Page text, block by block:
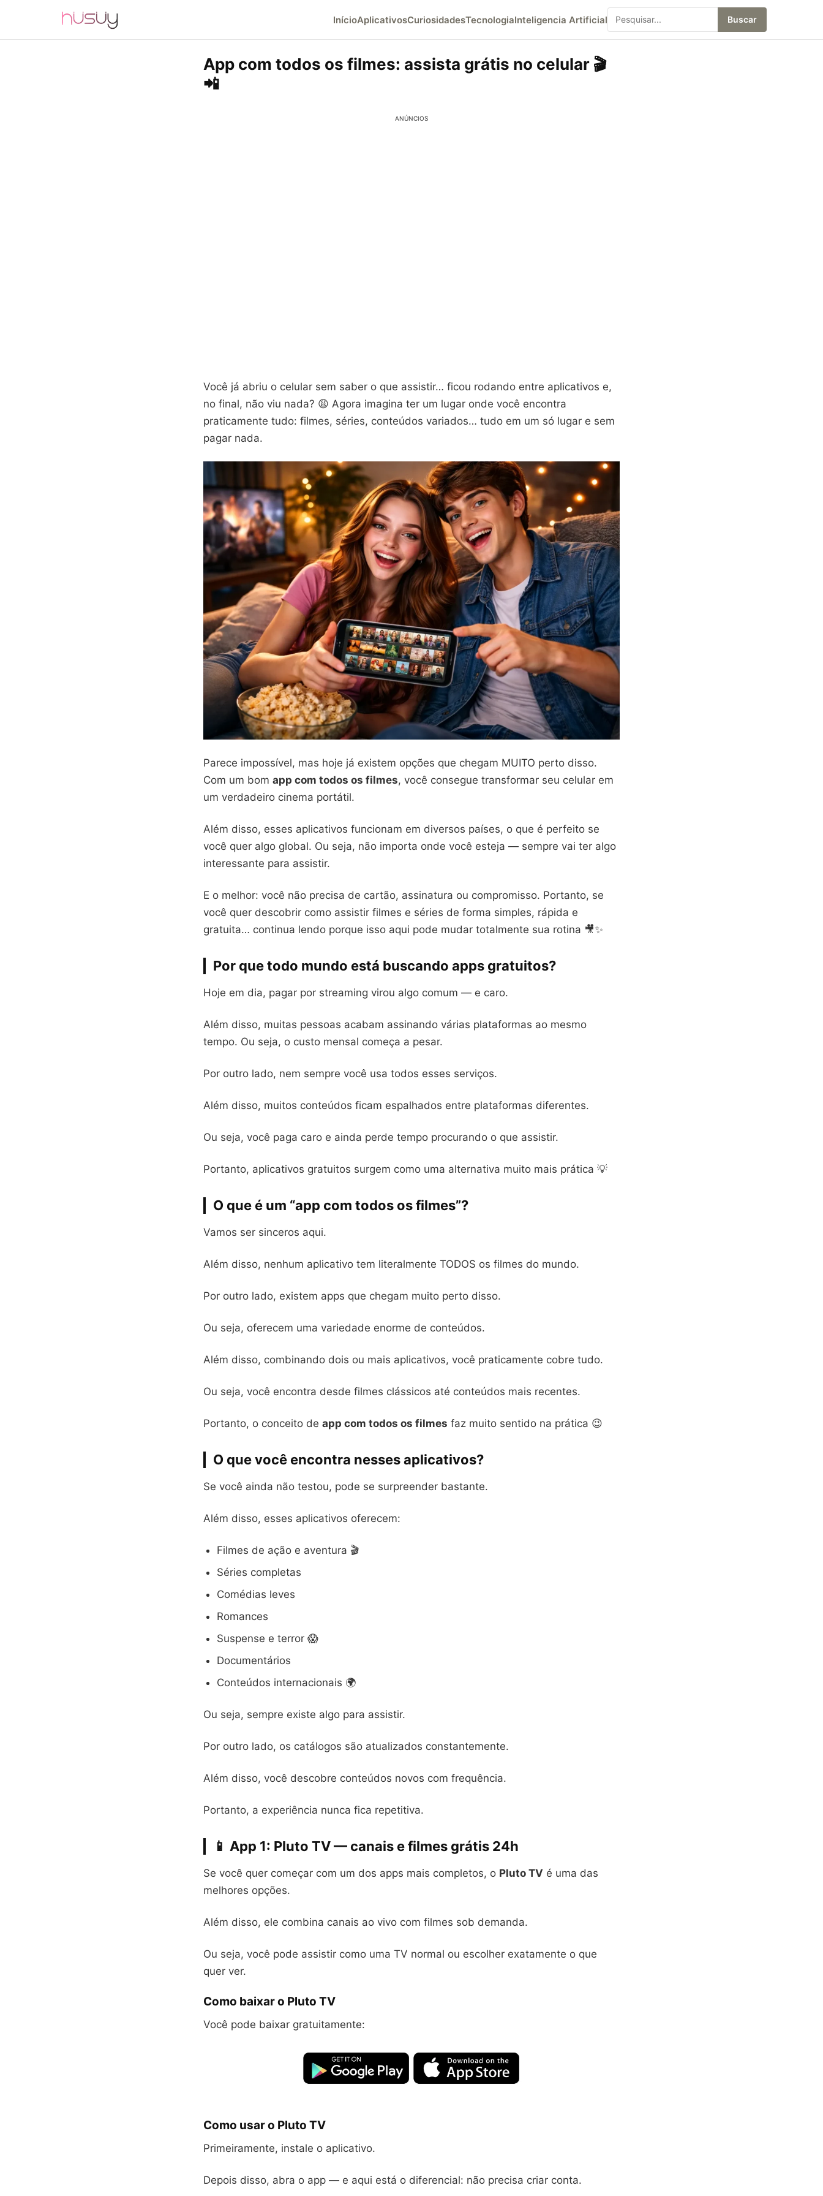
InícioAplicativosCuriosidadesTecnologiaInteligencia Artificial Buscar
App com todos os filmes: assista grátis no celular 🎬
📲
ANÚNCIOS
Você já abriu o celular sem saber o que assistir… ficou rodando entre aplicativos e,
no final, não viu nada? 😩 Agora imagina ter um lugar onde você encontra
praticamente tudo: filmes, séries, conteúdos variados… tudo em um só lugar e sem
pagar nada.
Parece impossível, mas hoje já existem opções que chegam MUITO perto disso.
Com um bom app com todos os filmes, você consegue transformar seu celular em
um verdadeiro cinema portátil.
Além disso, esses aplicativos funcionam em diversos países, o que é perfeito se
você quer algo global. Ou seja, não importa onde você esteja — sempre vai ter algo
interessante para assistir.
E o melhor: você não precisa de cartão, assinatura ou compromisso. Portanto, se
você quer descobrir como assistir filmes e séries de forma simples, rápida e
gratuita… continua lendo porque isso aqui pode mudar totalmente sua rotina 🎥✨
Por que todo mundo está buscando apps gratuitos?
Hoje em dia, pagar por streaming virou algo comum — e caro.
Além disso, muitas pessoas acabam assinando várias plataformas ao mesmo
tempo. Ou seja, o custo mensal começa a pesar.
Por outro lado, nem sempre você usa todos esses serviços.
Além disso, muitos conteúdos ficam espalhados entre plataformas diferentes.
Ou seja, você paga caro e ainda perde tempo procurando o que assistir.
Portanto, aplicativos gratuitos surgem como uma alternativa muito mais prática 💡
O que é um “app com todos os filmes”?
Vamos ser sinceros aqui.
Além disso, nenhum aplicativo tem literalmente TODOS os filmes do mundo.
Por outro lado, existem apps que chegam muito perto disso.
Ou seja, oferecem uma variedade enorme de conteúdos.
Além disso, combinando dois ou mais aplicativos, você praticamente cobre tudo.
Ou seja, você encontra desde filmes clássicos até conteúdos mais recentes.
Portanto, o conceito de app com todos os filmes faz muito sentido na prática 😉
O que você encontra nesses aplicativos?
Se você ainda não testou, pode se surpreender bastante.
Além disso, esses aplicativos oferecem:
Filmes de ação e aventura 🎬
Séries completas
Comédias leves
Romances
Suspense e terror 😱
Documentários
Conteúdos internacionais 🌍
Ou seja, sempre existe algo para assistir.
Por outro lado, os catálogos são atualizados constantemente.
Além disso, você descobre conteúdos novos com frequência.
Portanto, a experiência nunca fica repetitiva.
📱 App 1: Pluto TV — canais e filmes grátis 24h
Se você quer começar com um dos apps mais completos, o Pluto TV é uma das
melhores opções.
Além disso, ele combina canais ao vivo com filmes sob demanda.
Ou seja, você pode assistir como uma TV normal ou escolher exatamente o que
quer ver.
Como baixar o Pluto TV
Você pode baixar gratuitamente:
Como usar o Pluto TV
Primeiramente, instale o aplicativo.
Depois disso, abra o app — e aqui está o diferencial: não precisa criar conta.